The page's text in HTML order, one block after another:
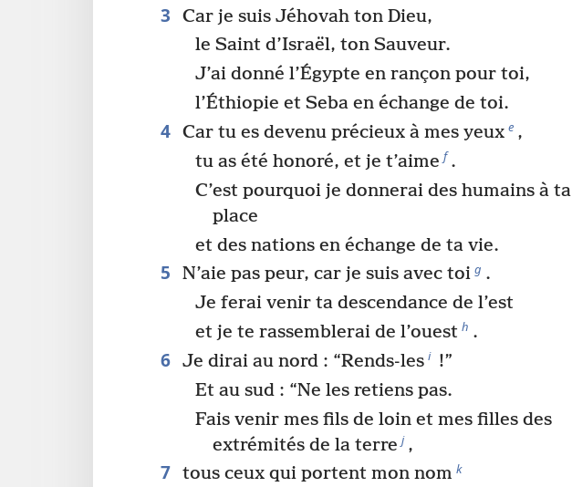
3
Car je suis Jéhovah ton Dieu,
le Saint d’Israël, ton Sauveur.
J’ai donné l’Égypte en rançon pour toi,
l’Éthiopie et Seba en échange de toi.
4 Car tu es devenu précieux à mes yeux e ,
tu as été honoré, et je t’aime f .
C’est pourquoi je donnerai des humains à ta
place
et des nations en échange de ta vie.
5 N’aie pas peur, car je suis avec toi g .
Je ferai venir ta descendance de l’est
et je te rassemblerai de l’ouest h .
6 Je dirai au nord : “Rends-les i !”
Et au sud : “Ne les retiens pas.
Fais venir mes fils de loin et mes filles des
extrémités de la terre j ,
7 tous ceux qui portent mon nom k